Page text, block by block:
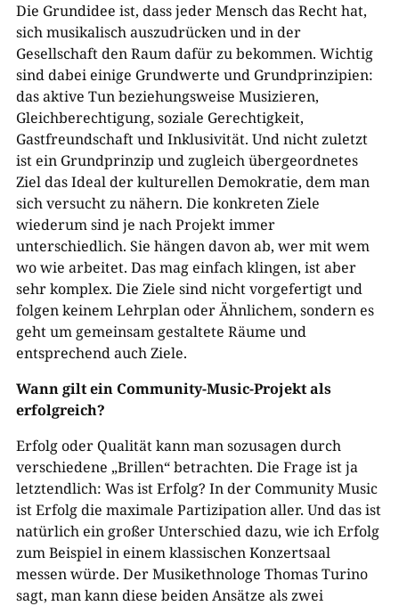
Die Grundidee ist, dass jeder Mensch das Recht hat,
sich musikalisch auszudrücken und in der
Gesellschaft den Raum dafür zu bekommen. Wichtig
sind dabei einige Grundwerte und Grundprinzipien:
das aktive Tun beziehungsweise Musizieren,
Gleichberechtigung, soziale Gerechtigkeit,
Gastfreundschaft und Inklusivität. Und nicht zuletzt
ist ein Grundprinzip und zugleich übergeordnetes
Ziel das Ideal der kulturellen Demokratie, dem man
sich versucht zu nähern. Die konkreten Ziele
wiederum sind je nach Projekt immer
unterschiedlich. Sie hängen davon ab, wer mit wem
wo wie arbeitet. Das mag einfach klingen, ist aber
sehr komplex. Die Ziele sind nicht vorgefertigt und
folgen keinem Lehrplan oder Ähnlichem, sondern es
geht um gemeinsam gestaltete Räume und
entsprechend auch Ziele.
Wann gilt ein Community-Music-Projekt als
erfolgreich?
Erfolg oder Qualität kann man sozusagen durch
verschiedene „Brillen“ betrachten. Die Frage ist ja
letztendlich: Was ist Erfolg? In der Community Music
ist Erfolg die maximale Partizipation aller. Und das ist
natürlich ein großer Unterschied dazu, wie ich Erfolg
zum Beispiel in einem klassischen Konzertsaal
messen würde. Der Musikethnologe Thomas Turino
sagt, man kann diese beiden Ansätze als zwei